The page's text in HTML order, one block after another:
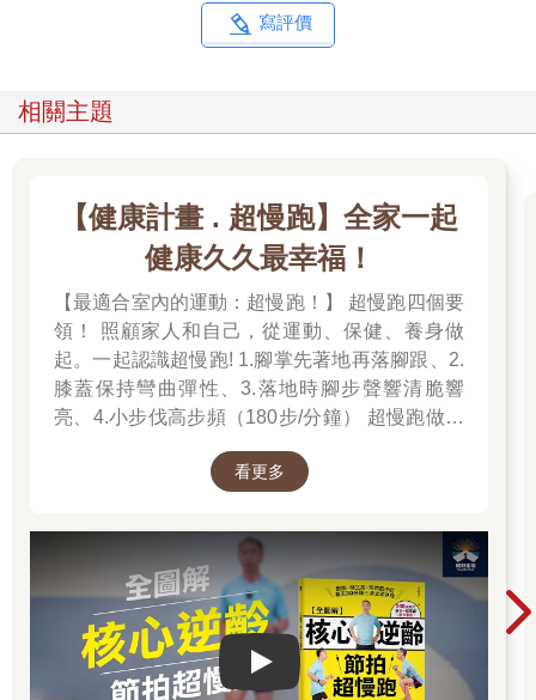
寫評價
相關主題
【健康計畫 . 超慢跑】全家一起
健康久久最幸福！
【最適合室內的運動：超慢跑！】 超慢跑四個要
領！ 照顧家人和自己，從運動、保健、養身做
起。一起認識超慢跑! 1.腳掌先著地再落腳跟、2.
膝蓋保持彎曲彈性、3.落地時腳步聲響清脆響
亮、4.小步伐高步頻（180步/分鐘） 超慢跑做對
看更多
Play video